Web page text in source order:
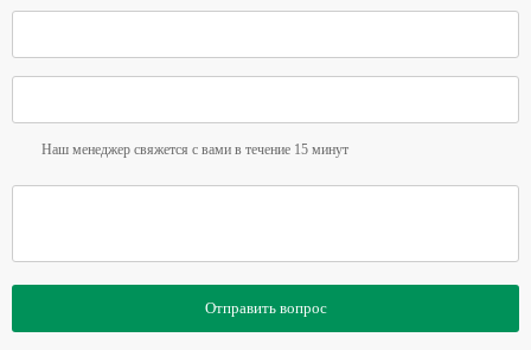
Наш менеджер свяжется с вами в течение 15 минут
Отправить вопрос